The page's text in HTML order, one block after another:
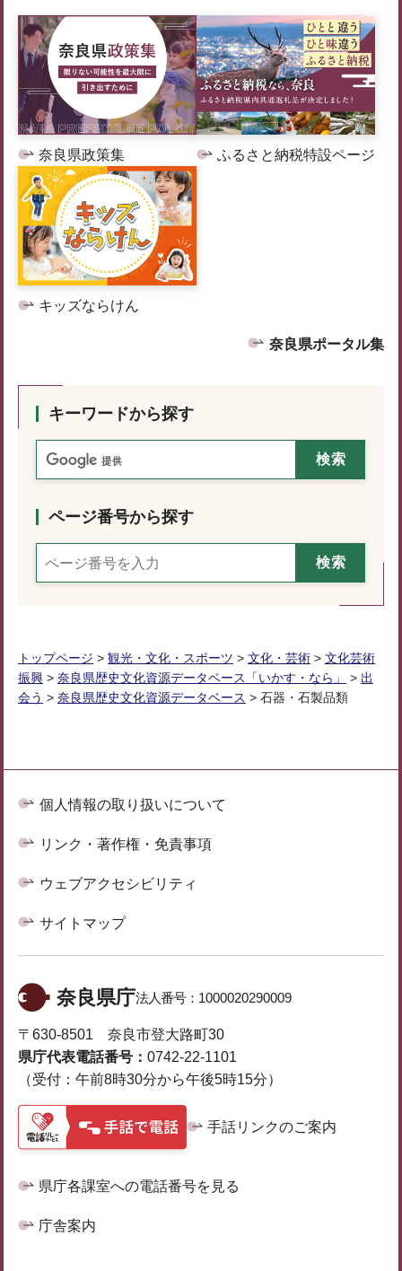
奈良県政策集 ふるさと納税特設ページ
キッズならけん
奈良県ポータル集
キーワードから探す
ページ番号から探す
トップページ > 観光・文化・スポーツ > 文化・芸術 > 文化芸術
振興 > 奈良県歴史文化資源データベース「いかす・なら」 > 出
会う > 奈良県歴史文化資源データベース > 石器・石製品類
個人情報の取り扱いについて
リンク・著作権・免責事項
ウェブアクセシビリティ
サイトマップ
奈良県庁法人番号： 1000020290009
〒630-8501 奈良市登大路町30
県庁代表電話番号： 0742-22-1101
（受付：午前8時30分から午後5時15分）
手話リンクのご案内
県庁各課室への電話番号を見る
庁舎案内